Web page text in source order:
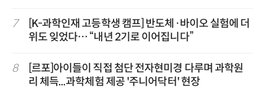
7
[K-과학인재 고등학생 캠프] 반도체·바이오 실험에 더
위도 잊었다… “내년 2기로 이어집니다”
8
[르포]아이들이 직접 첨단 전자현미경 다루며 과학원
리 체득...과학체험 제공 '주니어닥터' 현장